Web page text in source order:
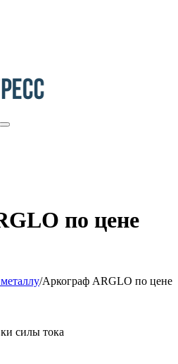
по цене
/Аркограф ARGLO по цене
силы тока